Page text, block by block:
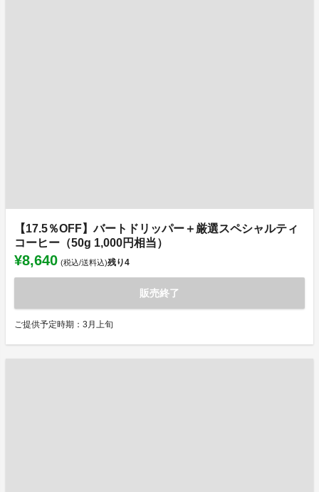
【17.5％OFF】バートドリッパー＋厳選スペシャルティ
コーヒー（50g 1,000円相当）
¥8,640 (税込/送料込)残り4
販売終了
ご提供予定時期：3月上旬